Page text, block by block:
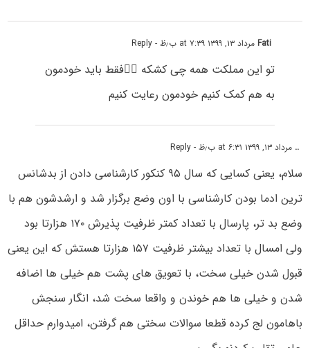
Fatiمرداد ۱۳, ۱۳۹۹ at ۷:۳۹ ب٫ظ - Reply
تو این مملکت همه چی کشکه 🤦‍♀️فقط باید خودمون
به هم کمک کنیم خودمون رعایت کنیم
.. مرداد ۱۳, ۱۳۹۹ at ۶:۳۱ ب٫ظ - Reply
سلام، یعنی کسایی که سال ۹۵ کنکور کارشناسی دادن از بدشانس
ترین ادما بودن کارشناسی با اون وضع برگزار شد و ارشدشون هم با
وضع بد تر، پارسال با تعداد کمتر ظرفیت پذیرش ۱۷۰ هزارتا بود
ولی امسال با تعداد بیشتر ظرفیت ۱۵۷ هزارتا هستش که این یعنی
قبول شدن خیلی سخت، با تعویق های پشت هم خیلی ها اضافه
شدن و خیلی ها هم خوندن و واقعا سخت شد، انگار سنجش
باهامون لج کرده قطعا سوالات سختی هم گرفتن، امیدوارم حداقل